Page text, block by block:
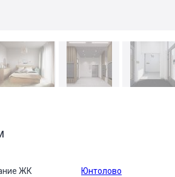
ЖК Юнтолово